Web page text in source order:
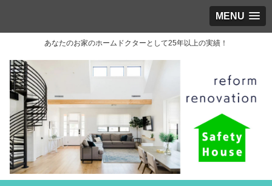
MENU
あなたのお家のホームドクターとして25年以上の実績！